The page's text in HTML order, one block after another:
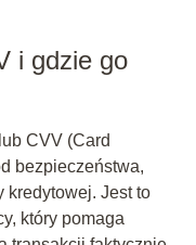
i gdzie go
CVV (Card
bezpieczeństwa,
kredytowej. Jest to
który pomaga